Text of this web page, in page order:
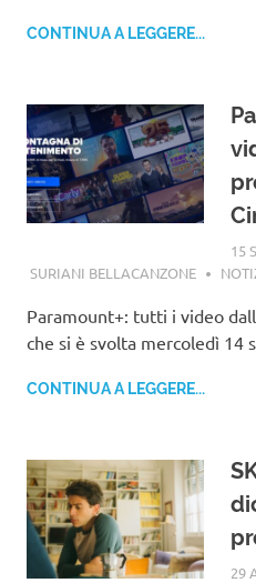
CONTINUA A LEGGERE...
15
SURIANI BELLACANZONE
Paramount+: tutti i video
che si è svolta mercoledì 14
CONTINUA A LEGGERE...
29